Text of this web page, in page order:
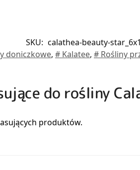
SKU: calathea-beauty-
doniczkowe, # Kalatee, # Rośliny
do rośliny